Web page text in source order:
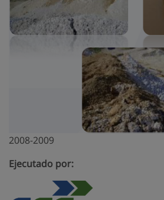
2008-2009
Ejecutado por: